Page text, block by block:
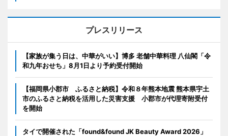
プレスリリース
【家族が集う日は、中華がいい】博多 老舗中華料理 八仙閣「令
和九年おせち」8月1日より予約受付開始
【福岡県小郡市 ふるさと納税】令和８年熊本地震 熊本県宇土
市のふるさと納税を活用した災害支援 小郡市が代理寄附受付
を開始
タイで開催された「found&found JK Beauty Award 2026」